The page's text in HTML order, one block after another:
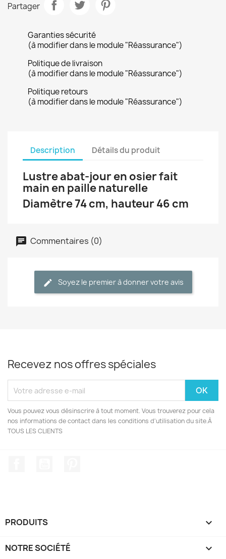
Partager
Garanties sécurité
(à modifier dans le module "Réassurance")
Politique de livraison
(à modifier dans le module "Réassurance")
Politique retours
(à modifier dans le module "Réassurance")
Description Détails du produit
Lustre abat-jour en osier fait
main en paille naturelle
Diamètre 74 cm, hauteur 46 cm
Commentaires (0)
Soyez le premier à donner votre avis
Recevez nos offres spéciales
Vous pouvez vous désinscrire à tout moment. Vous trouverez pour cela
nos informations de contact dans les conditions d'utilisation du site.À
TOUS LES CLIENTS
PRODUITS 
NOTRE SOCIÉTÉ 